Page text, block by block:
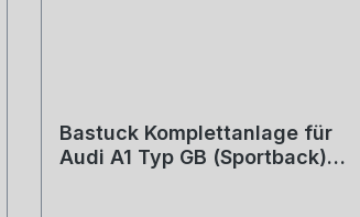
Bastuck Komplettanlage für
Audi A1 Typ GB (Sportback)